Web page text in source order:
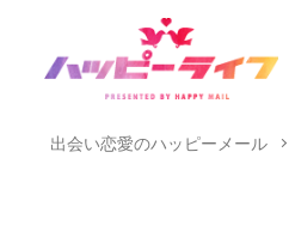
出会い恋愛のハッピーメール